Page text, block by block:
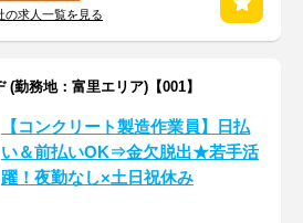
の求人一覧を見る
勤務地：富里エリア)【001】
【コンクリート製造作業員】日払
い＆前払いOK⇒金欠脱出★若手活
躍！夜勤なし×土日祝休み